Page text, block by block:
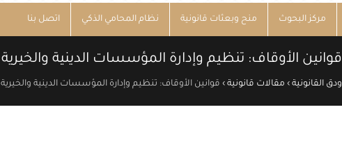
مركز البحوث منح وبعثات قانونية نظام المحامي الذكي اتصل بنا
قوانين الأوقاف: تنظيم وإدارة المؤسسات الدينية والخيرية
ودق القانونية › مقالات قانونية › قوانين الأوقاف: تنظيم وإدارة المؤسسات الدينية والخيرية